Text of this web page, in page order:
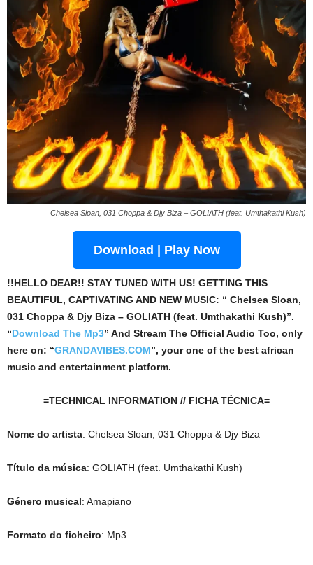
Chelsea Sloan, 031 Choppa & Djy Biza – GOLIATH (feat. Umthakathi Kush)
Download | Play Now
!!HELLO DEAR!! STAY TUNED WITH US! GETTING THIS
BEAUTIFUL, CAPTIVATING AND NEW MUSIC: “ Chelsea Sloan,
031 Choppa & Djy Biza – GOLIATH (feat. Umthakathi Kush)”.
“Download The Mp3” And Stream The Official Audio Too, only
here on: “GRANDAVIBES.COM”, your one of the best african
music and entertainment platform.
=TECHNICAL INFORMATION // FICHA TÉCNICA=
Nome do artista: Chelsea Sloan, 031 Choppa & Djy Biza
Título da música: GOLIATH (feat. Umthakathi Kush)
Género musical: Amapiano
Formato do ficheiro: Mp3